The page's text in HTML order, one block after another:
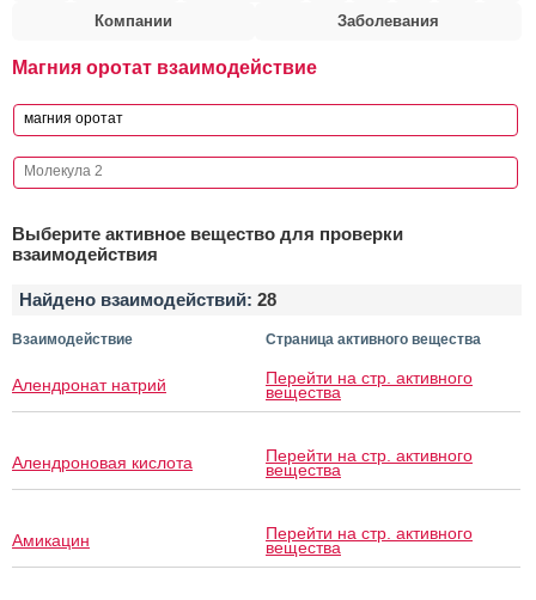
Компании Заболевания
Магния оротат взаимодействие
Выберите активное вещество для проверки
взаимодействия
Найдено взаимодействий: 28
Взаимодействие Страница активного вещества
Алендронат натрий Перейти на стр. активного
вещества
Алендроновая кислота Перейти на стр. активного
вещества
Амикацин Перейти на стр. активного
вещества